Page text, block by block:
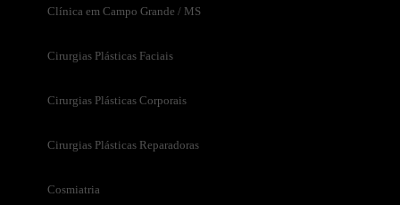
Clínica em Campo Grande / MS
Cirurgias Plásticas Faciais
Cirurgias Plásticas Corporais
Cirurgias Plásticas Reparadoras
Cosmiatria